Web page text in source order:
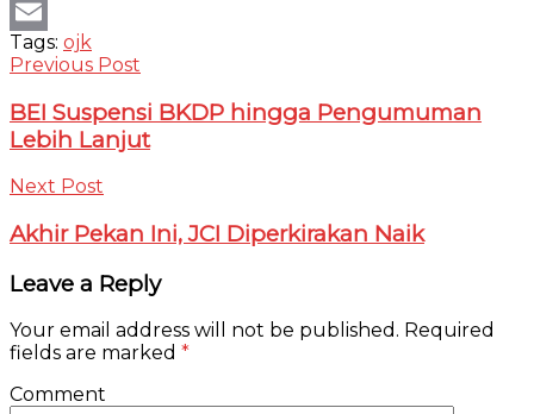
Print
Email
Tags: ojk
Previous Post
BEI Suspensi BKDP hingga Pengumuman
Lebih Lanjut
Next Post
Akhir Pekan Ini, JCI Diperkirakan Naik
Leave a Reply
Your email address will not be published. Required
fields are marked *
Comment